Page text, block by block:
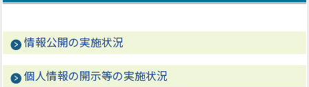
情報公開の実施状況
個人情報の開示等の実施状況